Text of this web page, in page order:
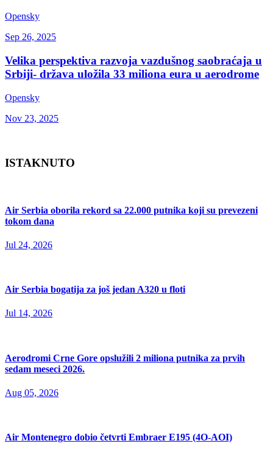
Opensky
Sep 26, 2025
Velika perspektiva razvoja vazdušnog saobraćaja u
Srbiji- država uložila 33 miliona eura u aerodrome
Opensky
Nov 23, 2025
ISTAKNUTO
Air Serbia oborila rekord sa 22.000 putnika koji su prevezeni
tokom dana
Jul 24, 2026
Air Serbia bogatija za još jedan A320 u floti
Jul 14, 2026
Aerodromi Crne Gore opslužili 2 miliona putnika za prvih
sedam meseci 2026.
Aug 05, 2026
Air Montenegro dobio četvrti Embraer E195 (4O-AOI)